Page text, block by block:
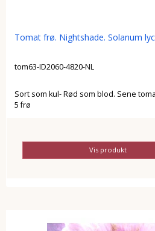
Tomat frø. Nightshade. Solanum
tom63-ID2060-4820-NL
Sort som kul- Rød som blod. Sene
5 frø
Vis produkt